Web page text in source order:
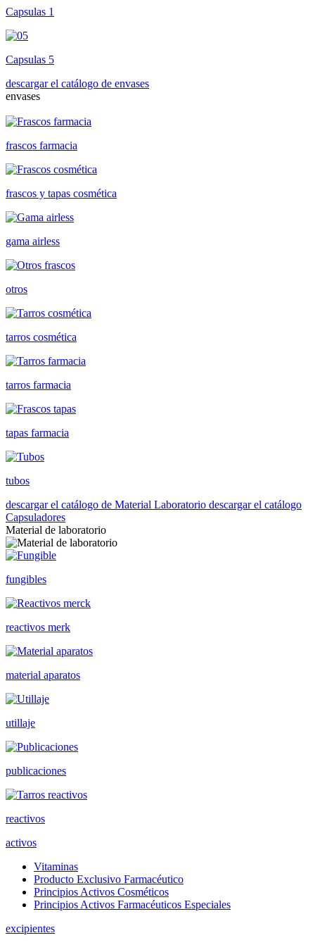
Capsulas 1
Capsulas 5
descargar el catálogo de envases
envases
frascos farmacia
frascos y tapas cosmética
gama airless
otros
tarros cosmética
tarros farmacia
tapas farmacia
tubos
descargar el catálogo de Material Laboratorio descargar el catálogo
Capsuladores
Material de laboratorio
fungibles
reactivos merk
material aparatos
utillaje
publicaciones
reactivos
activos
Vitaminas
Producto Exclusivo Farmacéutico
Principios Activos Cosméticos
Principios Activos Farmacéuticos Especiales
excipientes